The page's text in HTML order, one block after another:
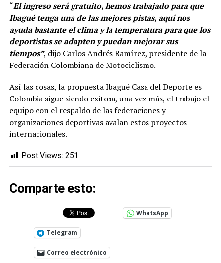
“El ingreso será gratuito, hemos trabajado para que
Ibagué tenga una de las mejores pistas, aquí nos
ayuda bastante el clima y la temperatura para que los
deportistas se adapten y puedan mejorar sus
tiempos”, dijo Carlos Andrés Ramírez, presidente de la
Federación Colombiana de Motociclismo.
Así las cosas, la propuesta Ibagué Casa del Deporte es
Colombia sigue siendo exitosa, una vez más, el trabajo el
equipo con el respaldo de las federaciones y
organizaciones deportivas avalan estos proyectos
internacionales.
Post Views: 251
Comparte esto:
WhatsApp
Telegram
Correo electrónico